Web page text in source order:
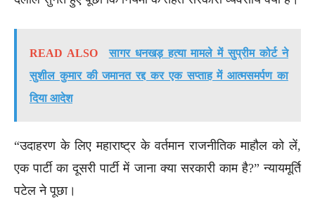
READ ALSO
सागर धनखड़ हत्या मामले में सुप्रीम कोर्ट ने
सुशील कुमार की जमानत रद्द कर एक सप्ताह में आत्मसमर्पण का
दिया आदेश
“उदाहरण के लिए महाराष्ट्र के वर्तमान राजनीतिक माहौल को लें,
एक पार्टी का दूसरी पार्टी में जाना क्या सरकारी काम है?” न्यायमूर्ति
पटेल ने पूछा।